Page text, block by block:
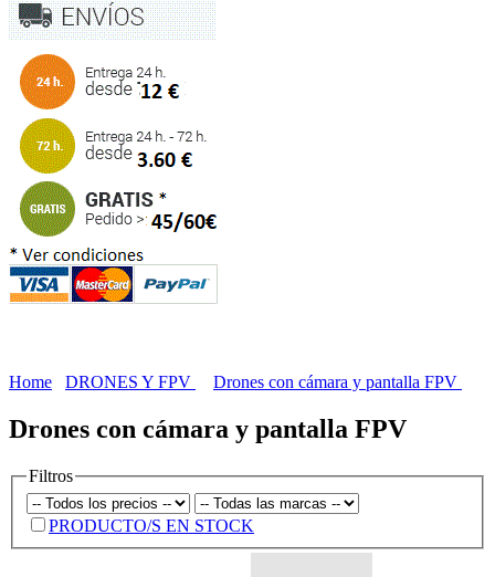
Home DRONES Y FPV Drones con cámara y pantalla FPV
Drones con cámara y pantalla FPV
Filtros
PRODUCTO/S EN STOCK